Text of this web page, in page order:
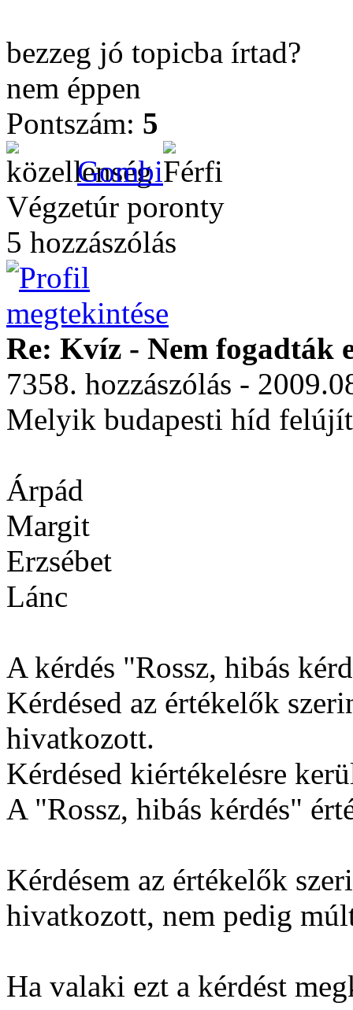
bezzeg jó topicba írtad?
nem éppen
Pontszám: 5
Gombi
Végzetúr poronty
5 hozzászólás
Re: Kvíz - Nem fogadták
7358. hozzászólás -
Melyik budapesti híd
Árpád
Margit
Erzsébet
Lánc
A kérdés "Rossz, hibás
Kérdésed az értékelők
hivatkozott.
Kérdésed kiértékelésre
A "Rossz, hibás kérdés"
Kérdésem az értékelők
hivatkozott, nem pedig
Ha valaki ezt a kérdést